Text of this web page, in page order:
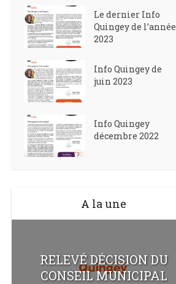
Le dernier Info
Quingey de l’année
2023
Info Quingey de
juin 2023
Info Quingey
décembre 2022
A la une
RELEVÉ DÉCISION DU
CONSEIL MUNICIPAL